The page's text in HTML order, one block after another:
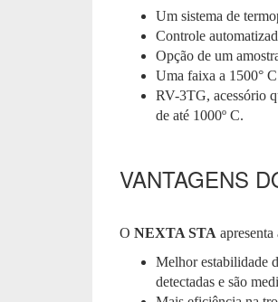
Um sistema de
Controle
Opção de um
Uma faixa a 1500°
RV-3TG, acessório
de até 1000º C.
VANTAGENS
O NEXTA STA apresenta
Melhor estabilidade
detectadas e são